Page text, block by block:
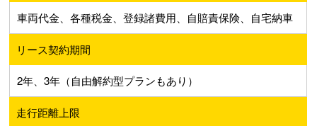
車両代金、各種税金、登録諸費用、自賠責保険、自宅納車
リース契約期間
2年、3年（自由解約型プランもあり）
走行距離上限